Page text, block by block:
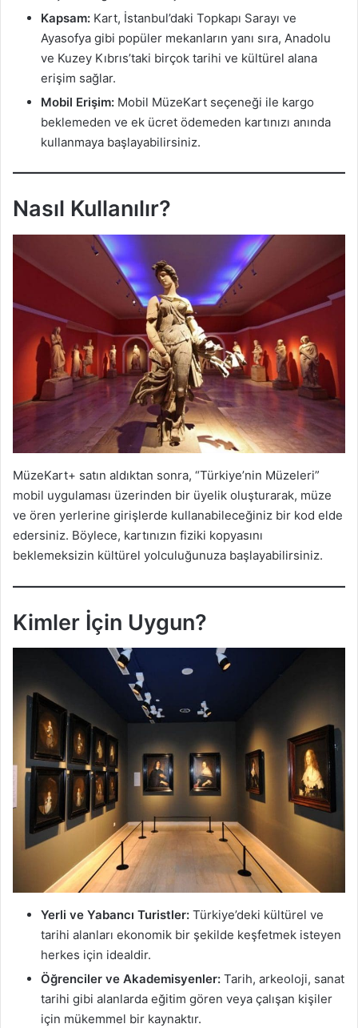
Kapsam: Kart, İstanbul’daki Topkapı Sarayı ve
Ayasofya gibi popüler mekanların yanı sıra, Anadolu
ve Kuzey Kıbrıs’taki birçok tarihi ve kültürel alana
erişim sağlar.
Mobil Erişim: Mobil MüzeKart seçeneği ile kargo
beklemeden ve ek ücret ödemeden kartınızı anında
kullanmaya başlayabilirsiniz.
Nasıl Kullanılır?
MüzeKart+ satın aldıktan sonra, “Türkiye’nin Müzeleri”
mobil uygulaması üzerinden bir üyelik oluşturarak, müze
ve ören yerlerine girişlerde kullanabileceğiniz bir kod elde
edersiniz. Böylece, kartınızın fiziki kopyasını
beklemeksizin kültürel yolculuğunuza başlayabilirsiniz.
Kimler İçin Uygun?
Yerli ve Yabancı Turistler: Türkiye’deki kültürel ve
tarihi alanları ekonomik bir şekilde keşfetmek isteyen
herkes için idealdir.
Öğrenciler ve Akademisyenler: Tarih, arkeoloji, sanat
tarihi gibi alanlarda eğitim gören veya çalışan kişiler
için mükemmel bir kaynaktır.